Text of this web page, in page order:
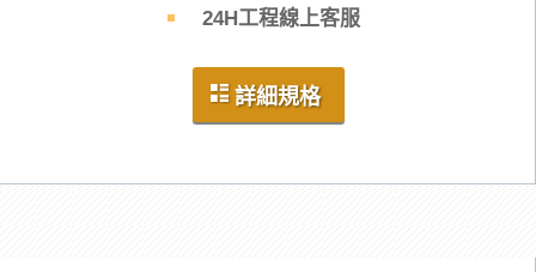
24H工程線上客服
詳細規格